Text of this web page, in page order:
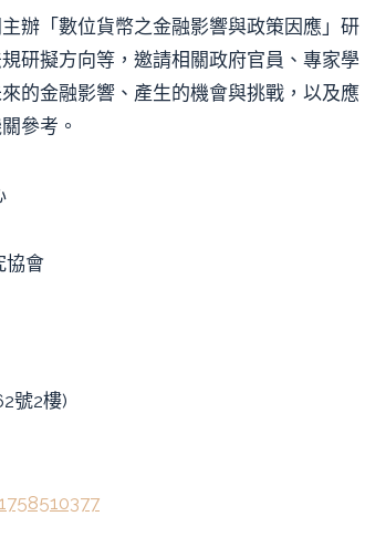
辦「數位貨幣之金融影響與政策因應」研
研擬方向等，邀請相關政府官員、專家學
的金融影響、產生的機會與挑戰，以及應
參考。
協會
號2樓)